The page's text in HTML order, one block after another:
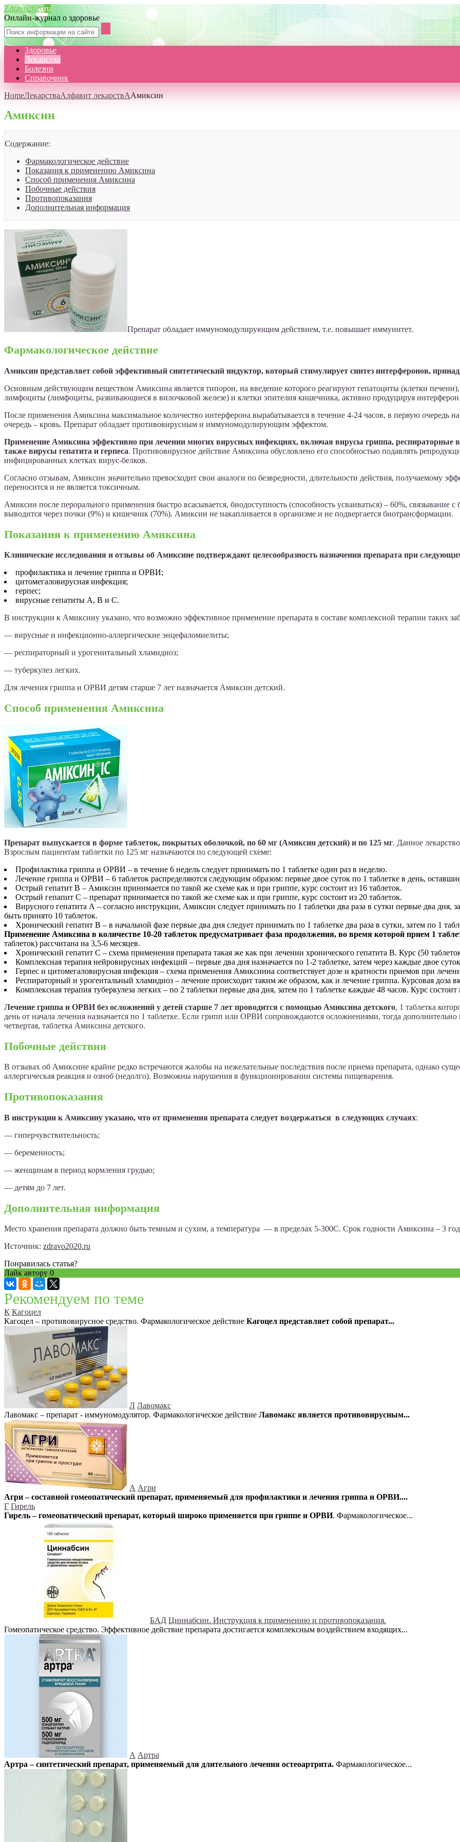
Zdravo2020ru
Онлайн-журнал о здоровье
Здоровье
Лекарства
Болезни
Справочник
HomeЛекарстваАлфавит лекарствААмиксин
Амиксин
Содержание:
Фармакологическое действие
Показания к применению Амиксина
Способ применения Амиксина
Побочные действия
Противопоказания
Дополнительная информация
Препарат обладает иммуномодулирующим действием, т.е. повышает иммунитет.
Фармакологическое действие
Амиксин представляет собой эффективный синтетический индуктор, который стимулирует синтез интерферонов,
Основным действующим веществом Амиксина является типорон, на введение которого реагируют гепатоциты (клетки
лимфоциты (лимфоциты, развивающиеся в вилочковой железе) и клетки эпителия кишечника, активно продуцируя
После применения Амиксина максимальное количество интерферона вырабатывается в течение 4-24 часов, в первую очередь
очередь – кровь. Препарат обладает противовирусным и иммуномодулирующим эффектом.
Применение Амиксина эффективно при лечении многих вирусных инфекциях, включая вирусы гриппа, респираторные
также вирусы гепатита и герпеса. Противовирусное действие Амиксина обусловлено его способностью подавлять
инфицированных клетках вирус-белков.
Согласно отзывам, Амиксин значительно превосходит свои аналоги по безвредности, длительности действия, получаемому
переносится и не является токсичным.
Амиксин после перорального применения быстро всасывается, биодоступность (способность усваиваться) – 60%,
выводится через почки (9%) и кишечник (70%). Амиксин не накапливается в организме и не подвергается биотрансформации.
Показания к применению Амиксина
Клинические исследования и отзывы об Амиксине подтверждают целесообразность назначения препарата при
профилактика и лечение гриппа и ОРВИ;
цитомегаловирусная инфекция;
герпес;
вирусные гепатиты А, В и С.
В инструкции к Амиксину указано, что возможно эффективное применение препарата в составе комплексной терапии таких
— вирусные и инфекционно-аллергические энцефаломиелиты;
— респираторный и урогенитальный хламидиоз;
— туберкулез легких.
Для лечения гриппа и ОРВИ детям старше 7 лет назначается Амиксин детский.
Способ применения Амиксина
Препарат выпускается в форме таблеток, покрытых оболочкой, по 60 мг (Амиксин детский) и по 125 мг. Данное
Взрослым пациентам таблетки по 125 мг назначаются по следующей схеме:
Профилактика гриппа и ОРВИ – в течение 6 недель следует принимать по 1 таблетке один раз в неделю.
Лечение гриппа и ОРВИ – 6 таблеток распределяются следующим образом: первые двое суток по 1 таблетке в день,
Острый гепатит В – Амиксин принимается по такой же схеме как и при гриппе, курс состоит из 16 таблеток.
Острый гепапит С – препарат принимается по такой же схеме как и при гриппе, курс состоит из 20 таблеток.
Вирусного гепатита А – согласно инструкции, Амиксин следует принимать по 1 таблетки два раза в сутки первые два дня,
быть принято 10 таблеток.
Хронический гепатит В – в начальной фазе первые два дня следует принимать по 1 таблетке два раза в сутки, затем по 1
Применение Амиксина в количестве 10-20 таблеток предусматривает фаза продолжения, во время которой прием 1
таблеток) рассчитана на 3,5-6 месяцев.
Хронический гепатит С – схема применения препарата такая же как при лечении хронического гепатита В. Курс (50
Комплексная терапия нейровирусных инфекций – первые два дня назначается по 1-2 таблетке, затем через каждые двое
Герпес и цитомегаловирусная инфекция – схема применения Амиксинна соответствует дозе и кратности приемов при
Респираторный и урогентальный хламидиоз – лечение происходит таким же образом, как и лечение гриппа. Курсовая доза
Комплексная терапия туберкулеза легких – по 2 таблетки первые два дня, затем по 1 таблетке каждые 48 часов. Курс состоит
Лечение гриппа и ОРВИ без осложнений у детей старше 7 лет проводится с помощью Амиксина детского, 1 таблетка
день от начала лечения назначается по 1 таблетке. Если грипп или ОРВИ сопровождаются осложнениями, тогда дополнительно
четвертая, таблетка Амиксина детского.
Побочные действия
В отзывах об Амиксине крайне редко встречаются жалобы на нежелательные последствия после приема препарата, однако
аллергическая реакция и озноб (недолго). Возможны нарушения в функционировании системы пищеварения.
Противопоказания
В инструкции к Амиксину указано, что от применения препарата следует воздержаться в следующих случаях:
— гиперчувствительность;
— беременность;
— женщинам в период кормления грудью;
— детям до 7 лет.
Дополнительная информация
Место хранения препарата должно быть темным и сухим, а температура — в пределах 5-300С. Срок годности Амиксина – 3
Источник: zdravo2020.ru
Понравилась статья?
Лайк автору 0
Рекомендуем по теме
К Кагоцел
Кагоцел – противовирусное средство. Фармакологическое действие Кагоцел представляет собой препарат...
Л Лавомакс
Лавомакс – препарат - иммуномодулятор. Фармакологическое действие Лавомакс является противовирусным...
А Агри
Агри – составной гомеопатический препарат, применяемый для профилактики и лечения гриппа и ОРВИ....
Г Гирель
Гирель – гомеопатический препарат, который широко применяется при гриппе и ОРВИ. Фармакологическое...
БАД Циннабсин. Инструкция к применению и противопоказания.
Гомеопатическое средство. Эффективное действие препарата достигается комплексным воздействием входящих...
А Артра
Артра – синтетический препарат, применяемый для длительного лечения остеоартрита. Фармакологическое...